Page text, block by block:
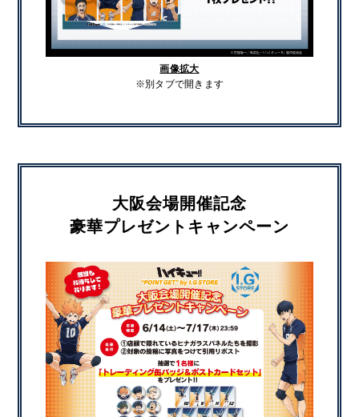
画像拡大
※別タブで開きます
大阪会場開催記念
豪華プレゼントキャンペーン